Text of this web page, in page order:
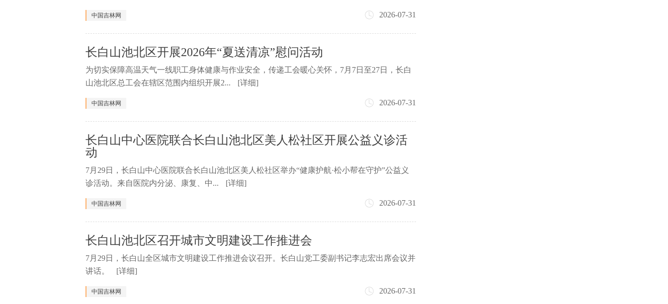
中国吉林网 2026-07-31
长白山池北区开展2026年“夏送清凉”慰问活动
为切实保障高温天气一线职工身体健康与作业安全，传递工会暖心关怀，7月7日至27日，长白
山池北区总工会在辖区范围内组织开展2...
[详细]
中国吉林网 2026-07-31
长白山中心医院联合长白山池北区美人松社区开展公益义诊活
动
7月29日，长白山中心医院联合长白山池北区美人松社区举办“健康护航·松小帮在守护”公益义
诊活动。来自医院内分泌、康复、中...
[详细]
中国吉林网 2026-07-31
长白山池北区召开城市文明建设工作推进会
7月29日，长白山全区城市文明建设工作推进会议召开。长白山党工委副书记李志宏出席会议并
讲话。
[详细]
中国吉林网 2026-07-31